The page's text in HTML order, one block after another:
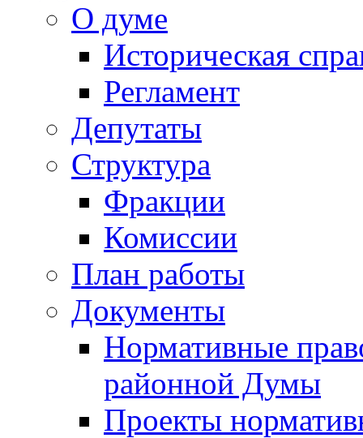
О думе
Историческая
Регламент
Депутаты
Структура
Фракции
Комиссии
План работы
Документы
Нормативные
районной Думы
Проекты